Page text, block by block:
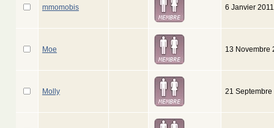
mmomobis 6 Janvier
Moe 13 Novembre
Molly 21